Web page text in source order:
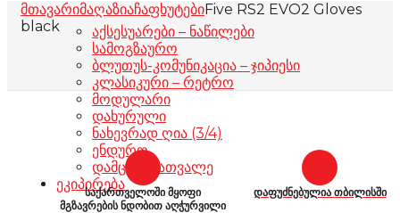
აქსესუარები – ნაწილები
სამოგზაურო
ბლუთუს-კომუნიკაცია – ჯიპიესი
კლასიკური – რეტრო
მოდულარი
დახურული
ნახევრად ღია (3/4)
ენდურო
დამცავი სათვალე
ეკიპირება
მთავარიმაღაზიაჩაფხუტებიFive RS2 EVO2 Gloves
black
საქართველოში მყოფი
მგზავრების ნდობით აღჭურვილი
დაფუძნებულია თბილისში